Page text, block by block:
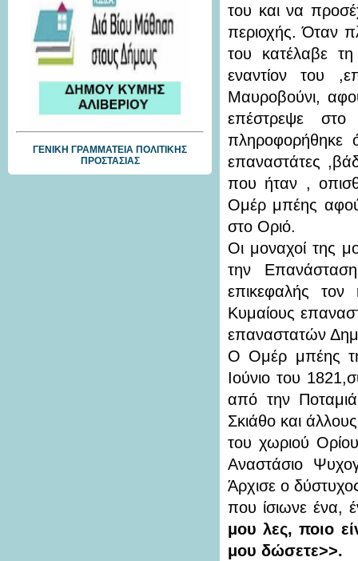
ΓΕΝΙΚΗ ΓΡΑΜΜΑΤΕΙΑ ΠΟΛΙΤΙΚΗΣ
ΠΡΟΣΤΑΣΙΑΣ
του και να
περιοχής. Όταν
του κατέλαβε
εναντίον του
Μαυροβούνι,
επέστρεψε
πληροφορήθηκε
επαναστάτες
που ήταν ,
Ομέρ μπέης αφού
στο Οριό.
Οι μοναχοί της
την
επικεφαλής
Κυμαίους
επαναστατών
Ο Ομέρ μπέης
Ιούνιο του
από την
Σκιάθο και
του χωριού
Αναστάσιο
Άρχισε ο
που ίσιωνε ένα,
μου λες, ποιο
μου δώσετε>>.